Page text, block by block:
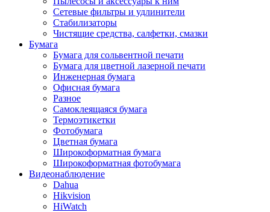
Сетевые фильтры и удлинители
Стабилизаторы
Чистящие средства, салфетки, смазки
Бумага
Бумага для сольвентной печати
Бумага для цветной лазерной печати
Инженерная бумага
Офисная бумага
Разное
Самоклеящаяся бумага
Термоэтикетки
Фотобумага
Цветная бумага
Широкоформатная бумага
Широкоформатная фотобумага
Видеонаблюдение
Dahua
Hikvision
HiWatch